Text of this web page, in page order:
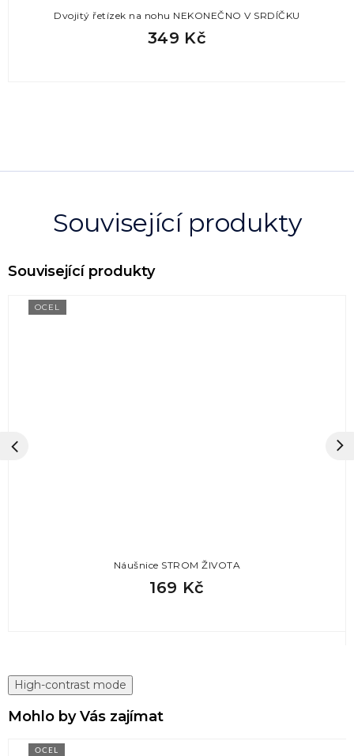
Související produkty
OCEL
Náušnice STROM ŽIVOTA
169 Kč
Dvojitý řetízek na nohu NEKONEČNO V SRDÍČKU
349 Kč
High-contrast mode
Mohlo by Vás zajímat
OCEL